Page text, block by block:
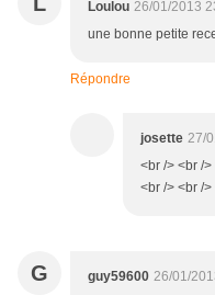
Loulou 26/01/2013
une bonne petite
Répondre
josette 27/
<br /> <br /
<br /> <br />
G guy59600 26/01/